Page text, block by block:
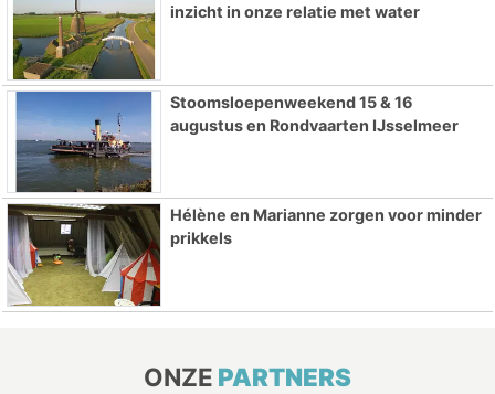
inzicht in onze relatie met water
Stoomsloepenweekend 15 & 16
augustus en Rondvaarten IJsselmeer
Hélène en Marianne zorgen voor minder
prikkels
ONZE PARTNERS